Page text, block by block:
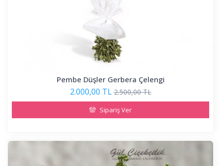
Pembe Düşler Gerbera Çelengi
2.000,00 TL 2.500,00 TL
Sipariş Ver